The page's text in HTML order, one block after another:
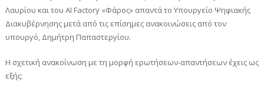
Λαυρίου και του AI Factory «Φάρος» απαντά το Υπουργείο Ψηφιακής
Διακυβέρνησης μετά από τις επίσημες ανακοινώσεις από τον
υπουργό, Δημήτρη Παπαστεργίου.
Η σχετική ανακοίνωση με τη μορφή ερωτήσεων-απαντήσεων έχεις ως
εξής: